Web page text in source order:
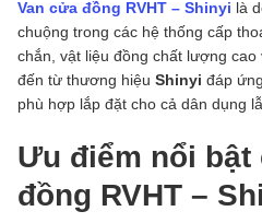
Van cửa đồng RVHT – Shinyi là
chuộng trong các hệ thống cấp
chắn, vật liệu đồng chất lượng
đến từ thương hiệu Shinyi đáp
phù hợp lắp đặt cho cả dân dụng
Ưu điểm nổi bật
đồng RVHT –